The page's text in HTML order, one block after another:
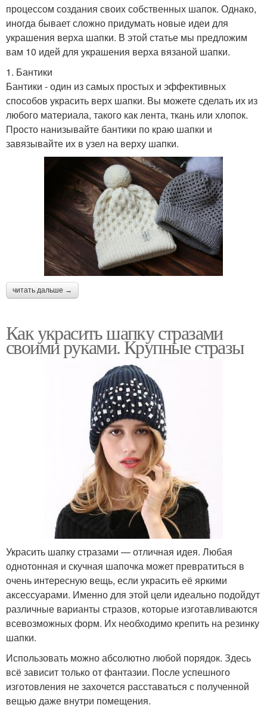
процессом создания своих собственных шапок. Однако,
иногда бывает сложно придумать новые идеи для
украшения верха шапки. В этой статье мы предложим
вам 10 идей для украшения верха вязаной шапки.
1. Бантики
Бантики - один из самых простых и эффективных
способов украсить верх шапки. Вы можете сделать их из
любого материала, такого как лента, ткань или хлопок.
Просто нанизывайте бантики по краю шапки и
завязывайте их в узел на верху шапки.
читать дальше →
Как украсить шапку стразами
своими руками. Крупные стразы
Украсить шапку стразами — отличная идея. Любая
однотонная и скучная шапочка может превратиться в
очень интересную вещь, если украсить её яркими
аксессуарами. Именно для этой цели идеально подойдут
различные варианты стразов, которые изготавливаются
всевозможных форм. Их необходимо крепить на резинку
шапки.
Использовать можно абсолютно любой порядок. Здесь
всё зависит только от фантазии. После успешного
изготовления не захочется расставаться с полученной
вещью даже внутри помещения.